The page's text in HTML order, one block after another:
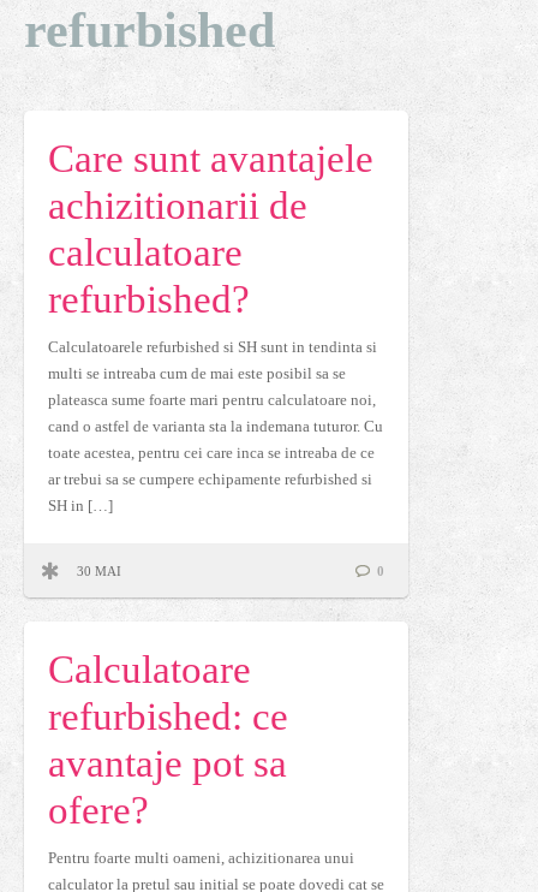
refurbished
Care sunt avantajele
achizitionarii de
calculatoare
refurbished?
Calculatoarele refurbished si SH sunt in tendinta si
multi se intreaba cum de mai este posibil sa se
plateasca sume foarte mari pentru calculatoare noi,
cand o astfel de varianta sta la indemana tuturor. Cu
toate acestea, pentru cei care inca se intreaba de ce
ar trebui sa se cumpere echipamente refurbished si
SH in […]
30 MAI 0
Calculatoare
refurbished: ce
avantaje pot sa
ofere?
Pentru foarte multi oameni, achizitionarea unui
calculator la pretul sau initial se poate dovedi cat se